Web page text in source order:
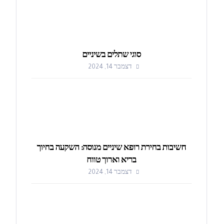
סוגי שתלים בשיניים
דצמבר 14, 2024
חשיבות בחירת רופא שיניים מנוסה: השקעה בחיוך
בריא וארוך טווח
דצמבר 14, 2024